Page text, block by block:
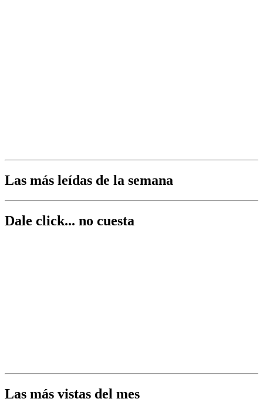
Las más leídas de la semana
Dale click... no cuesta
Las más vistas del mes